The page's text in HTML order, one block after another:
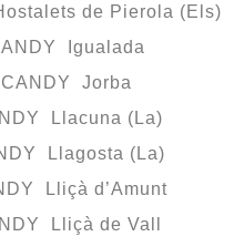
de Pierola (Els)
Igualada
Jorba
Llacuna (La)
Llagosta (La)
Lliçà d’Amunt
Lliçà de Vall